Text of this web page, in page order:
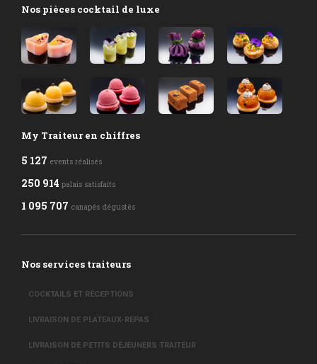
Nos pièces cocktail de luxe
My Traiteur en chiffres
5 127 events réalisés
250 914 palais satisfaits
1 095 707 canapés dégustés
Nos services traiteurs
COCKTAILS ET RÉCEPTIONS
LIVRAISON DE PLATEAUX-REPAS
LIVRAISON DE PETITS DÉJEUNERS TRAITEUR